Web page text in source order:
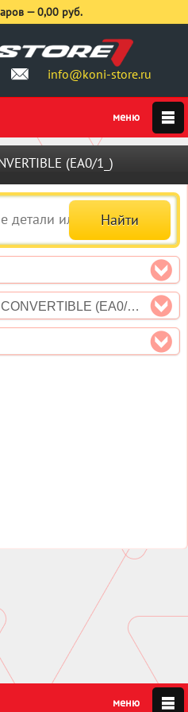
info@koni-store.ru
—0,00 руб.
(EA0/1_)
MEGANE I CABRIOLET / CONVERTIBLE (EA0/1_)